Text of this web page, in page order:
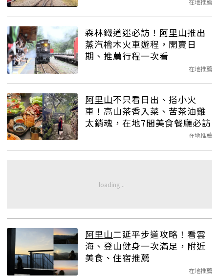
在地推薦
森林鐵道迷必訪！ 阿里山推出
蒸汽檜木火車遊程，開賣日
期、推薦行程一次看
在地推薦
阿里山不只看日出、搭小火
車！高山茶香入菜、苦茶油雞
太銷魂，在地7間美食餐廳必訪
在地推薦
阿里山二延平步道攻略！看雲
海、登山健身一次滿足，附近
美食、住宿推薦
在地推薦